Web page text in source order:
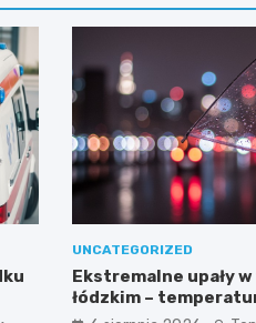
UNCATEGORIZED
Ekstremalne upały
łódzkim –